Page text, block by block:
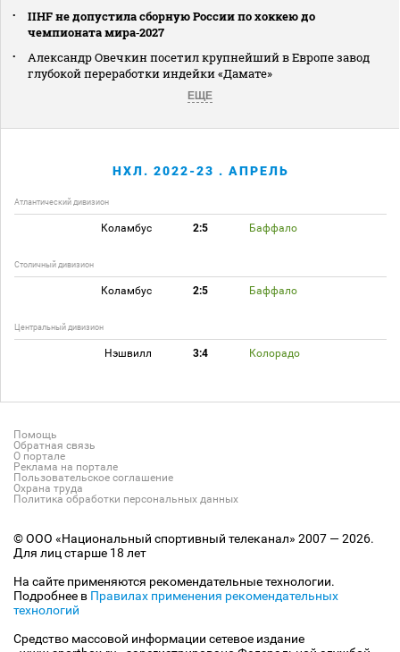
IIHF не допустила сборную России по хоккею до
чемпионата мира‑2027
Александр Овечкин посетил крупнейший в Европе завод
глубокой переработки индейки «Дамате»
ЕЩЕ
НХЛ. 2022-23 . АПРЕЛЬ
Атлантический дивизион
Коламбус 2:5 Баффало
Столичный дивизион
Коламбус 2:5 Баффало
Центральный дивизион
Нэшвилл 3:4 Колорадо
Помощь
Обратная связь
О портале
Реклама на портале
Пользовательское соглашение
Охрана труда
Политика обработки персональных данных
© ООО «Национальный спортивный телеканал» 2007 — 2026.
Для лиц старше 18 лет
На сайте применяются рекомендательные технологии.
Подробнее в Правилах применения рекомендательных
технологий
Средство массовой информации сетевое издание